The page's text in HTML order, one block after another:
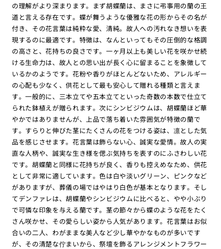
の理解がより深まります。まず胡蝶蘭は、まさに弔事用の蘭の王
道と言える存在です。蝶が舞うような優雅な花の形からその名が
付き、その花言葉は純粋な愛、清純。故人への汚れなき想いを表
現するのに最適です。特徴は、なんといってもその圧倒的な格調
の高さと、花持ちの良さです。一ヶ月以上も美しい花を咲かせ続
ける生命力は、故人との思い出が長く心に留まることを象徴して
いるかのようです。花粉や香りがほとんどないため、アレルギー
の心配も少なく、供花として最も安心して贈れる種類と言えま
す。一般的に、三本立てや五本立てといった奇数の本数で仕立て
られた鉢植えが贈られます。次にシンビジウムは、胡蝶蘭ほど華
やかではありませんが、上品で落ち着いた雰囲気が特徴の蘭で
す。すらりと伸びた茎にたくさんの花をつける姿は、凛とした気
品を感じさせます。花言葉は飾らない心、誠実な愛情。故人の実
直な人柄や、誠実な生き様を偲ぶ気持ちを表すのにふさわしい花
です。胡蝶蘭と同様に花持ちが良く、香りも控えめなため、供花
として非常に適しています。色は白や淡いグリーン、ピンクなど
がありますが、葬儀の場ではやはり白色が基本となります。そし
てデンファレは、胡蝶蘭やシンビジウムに比べると、やや小ぶり
で可憐な印象を与える蘭です。茎の節々から蝶のような花をたく
さん咲かせ、その愛らしい姿から人気があります。花言葉はお似
合いの二人、わがままな美人など少し華やかなものが多いです
が、その清楚な佇まいから、祭壇を飾るアレンジメントフラワー